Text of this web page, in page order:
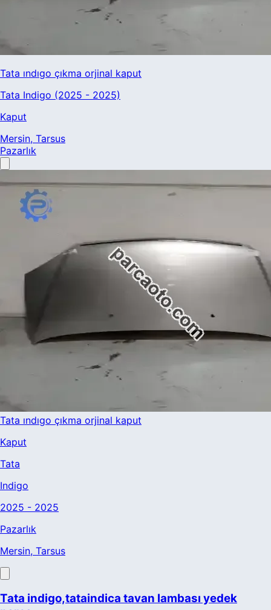
Tata ındıgo çıkma orjinal kaput
Tata Indigo (2025 - 2025)
Kaput
Mersin, Tarsus
Pazarlık
Tata ındıgo çıkma orjinal kaput
Kaput
Tata
Indigo
2025 - 2025
Pazarlık
Mersin, Tarsus
Tata indigo,tataindica tavan lambası yedek